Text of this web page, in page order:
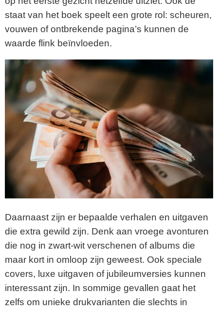
staat van het boek speelt een grote rol: scheuren,
vouwen of ontbrekende pagina’s kunnen de
waarde flink beïnvloeden.
Daarnaast zijn er bepaalde verhalen en uitgaven
die extra gewild zijn. Denk aan vroege avonturen
die nog in zwart-wit verschenen of albums die
maar kort in omloop zijn geweest. Ook speciale
covers, luxe uitgaven of jubileumversies kunnen
interessant zijn. In sommige gevallen gaat het
zelfs om unieke drukvarianten die slechts in